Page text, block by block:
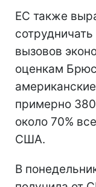
ЕС также
вызовов
оценкам
примерно
около 70%
США.
В